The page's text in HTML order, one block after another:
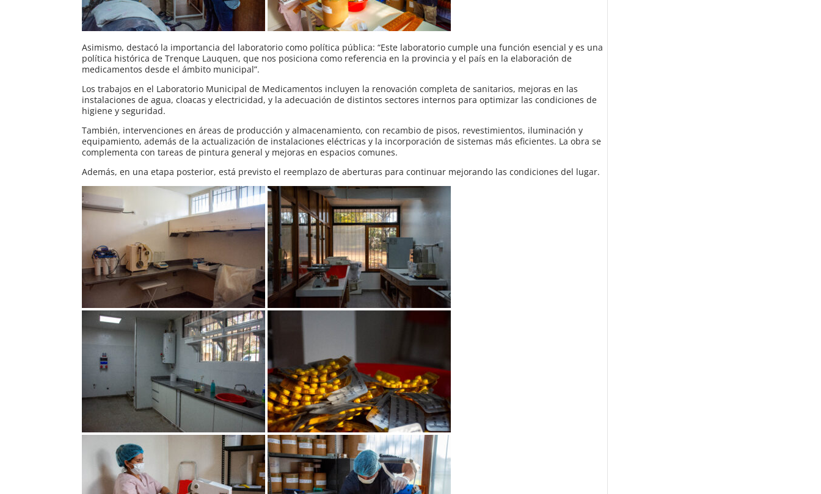
Asimismo, destacó la importancia del laboratorio como política pública: “Este laboratorio cumple una función esencial y es una
política histórica de Trenque Lauquen, que nos posiciona como referencia en la provincia y el país en la elaboración de
medicamentos desde el ámbito municipal”.
Los trabajos en el Laboratorio Municipal de Medicamentos incluyen la renovación completa de sanitarios, mejoras en las
instalaciones de agua, cloacas y electricidad, y la adecuación de distintos sectores internos para optimizar las condiciones de
higiene y seguridad.
También, intervenciones en áreas de producción y almacenamiento, con recambio de pisos, revestimientos, iluminación y
equipamiento, además de la actualización de instalaciones eléctricas y la incorporación de sistemas más eficientes. La obra se
complementa con tareas de pintura general y mejoras en espacios comunes.
Además, en una etapa posterior, está previsto el reemplazo de aberturas para continuar mejorando las condiciones del lugar.